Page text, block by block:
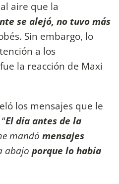
aire que la
se alejó, no tuvo más
Sin embargo, lo
a los
la reacción de Maxi
los mensajes que le
El día antes de la
mandó mensajes
abajo porque lo había